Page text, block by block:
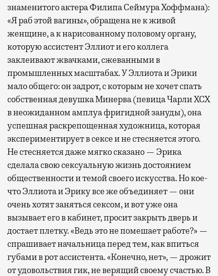
знаменитого актера Филипа Сеймура Хоффмана):
«Я раб этой вагины», обращена не к живой
женщине, а к нарисованному половому органу,
которую ассистент Эллиот и его коллега
заклеивают жвачками, сжеванными в
промышленных масштабах. У Эллиота и Эрики
мало общего: он задрот, с которым не хочет спать
собственная девушка Минерва (певица Чарли XCX
в неожиданном амплуа фригидной зануды), она
успешная раскрепощенная художница, которая
экспериментирует в сексе и не стесняется этого.
Не стесняется даже мягко сказано — Эрика
сделала свою сексуальную жизнь достоянием
общественности и темой своего искусства. Но кое-
что Эллиота и Эрику все же объединяет — они
очень хотят заняться сексом, и вот уже она
вызывает его в кабинет, просит закрыть дверь и
достает плетку. «Ведь это не помешает работе?» —
спрашивает начальница перед тем, как впиться
губами в рот ассистента. «Конечно, нет», — дрожит
от удовольствия гик, не верящий своему счастью. В